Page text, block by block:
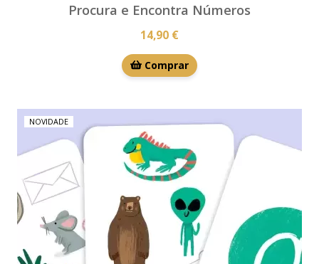
Procura e Encontra Números
14,90 €
Comprar
NOVIDADE